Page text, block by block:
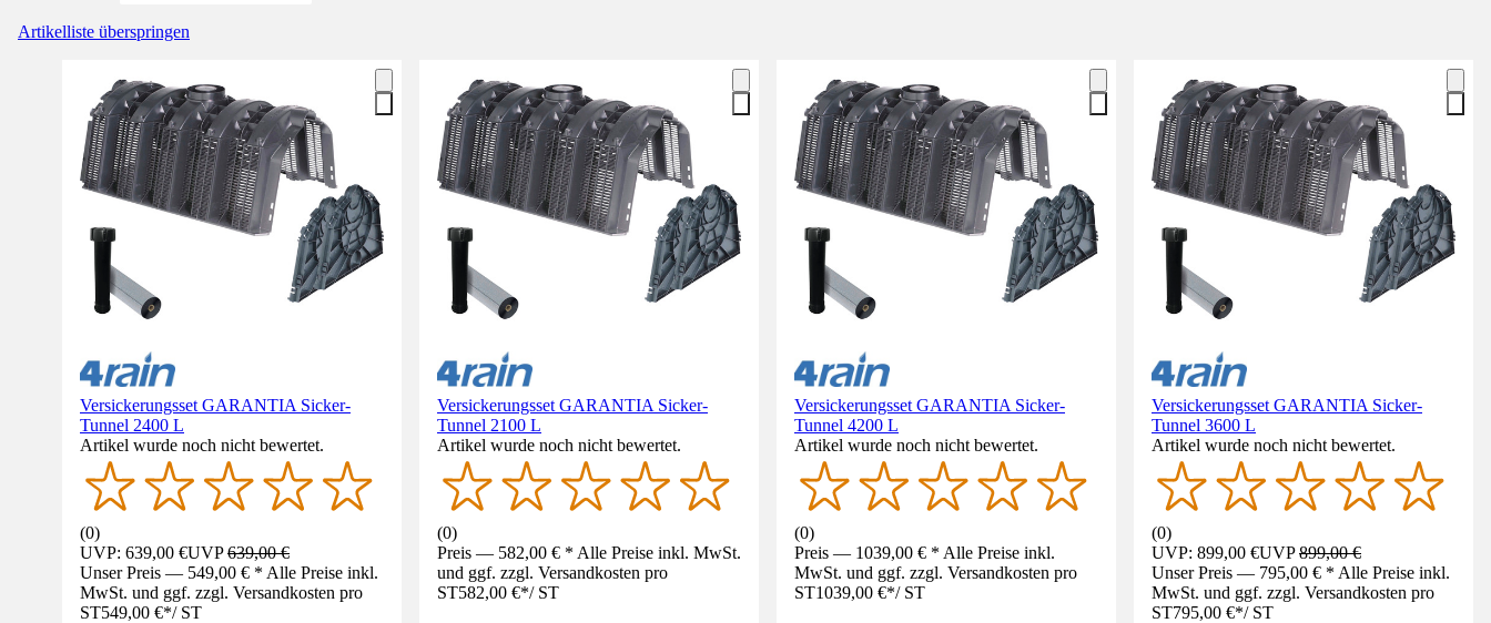
Artikelliste überspringen
Versickerungsset GARANTIA Sicker-
Tunnel 2400 L
Artikel wurde noch nicht bewertet.
(0)
UVP: 639,00 €UVP639,00 €
Unser Preis — 549,00 € * Alle Preise inkl.
MwSt. und ggf. zzgl. Versandkosten pro
ST549,00 €*/ ST
Versickerungsset GARANTIA Sicker-
Tunnel 2100 L
Artikel wurde noch nicht bewertet.
(0)
Preis — 582,00 € * Alle Preise inkl. MwSt.
und ggf. zzgl. Versandkosten pro
ST582,00 €*/ ST
Versickerungsset GARANTIA Sicker-
Tunnel 4200 L
Artikel wurde noch nicht bewertet.
(0)
Preis — 1039,00 € * Alle Preise inkl.
MwSt. und ggf. zzgl. Versandkosten pro
ST1039,00 €*/ ST
Versickerungsset GARANTIA Sicker-
Tunnel 3600 L
Artikel wurde noch nicht bewertet.
(0)
UVP: 899,00 €UVP899,00 €
Unser Preis — 795,00 € * Alle Preise inkl.
MwSt. und ggf. zzgl. Versandkosten pro
ST795,00 €*/ ST